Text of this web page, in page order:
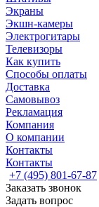
Экраны
Экшн-камеры
Электрогитары
Телевизоры
Как купить
Способы оплаты
Доставка
Самовывоз
Рекламация
Компания
О компании
Контакты
Контакты
+7 (495) 801-67-87
Заказать звонок
Задать вопрос